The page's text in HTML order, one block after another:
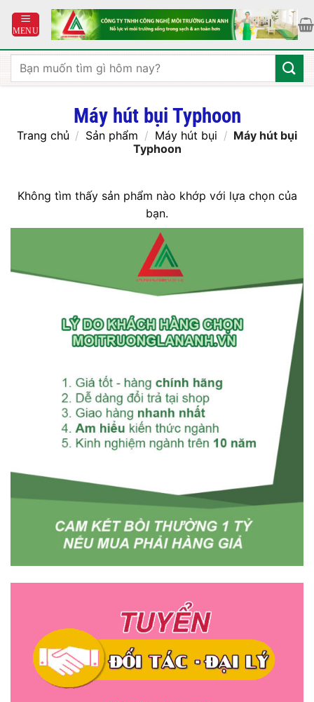
qua
dung
Tìm
kiếm:
Máy hút bụi Typhoon
Trang chủ / Sản phẩm / Máy hút bụi / Máy hút bụi
Typhoon
Không tìm thấy sản phẩm nào khớp với lựa chọn của
bạn.